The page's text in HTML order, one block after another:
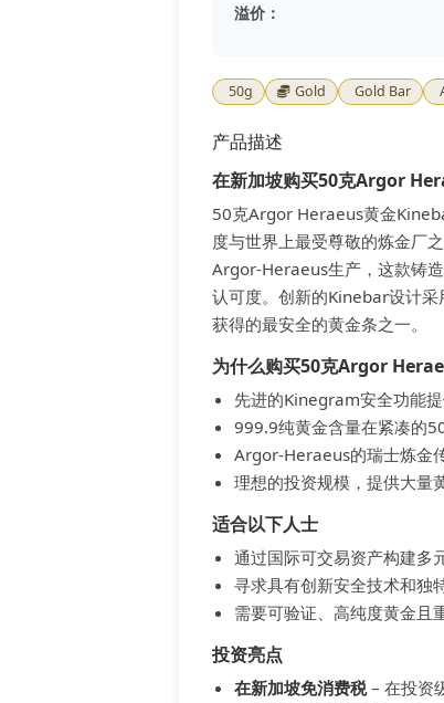
溢价：
50g Gold Gold Bar
产品描述
在新加坡购买50克Argor
50克Argor Heraeus黄金
度与世界上最受尊敬的炼金厂
Argor-Heraeus生产，这款铸
认可度。创新的Kinebar设计
获得的最安全的黄金条之一。
为什么购买50克Argor
先进的Kinegram安全功能
999.9纯黄金含量在紧凑的
Argor-Heraeus的瑞士炼金
理想的投资规模，提供大量
适合以下人士
通过国际可交易资产构建多
寻求具有创新安全技术和独
需要可验证、高纯度黄金且
投资亮点
在新加坡免消费税– 在投资